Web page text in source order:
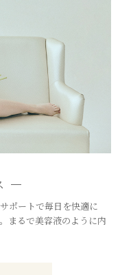
ポートで毎日を快適に
まるで美容液のように内